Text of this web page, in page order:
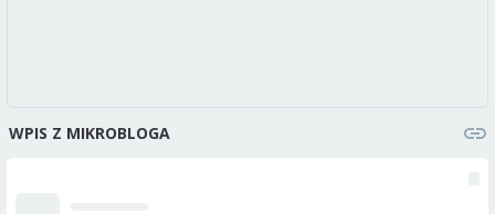
WPIS Z MIKROBLOGA